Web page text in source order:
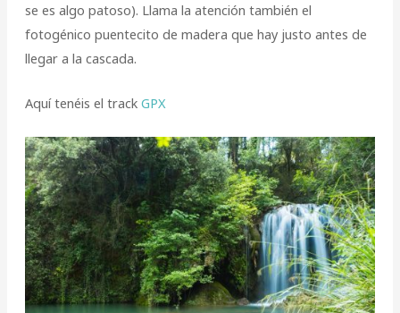
se es algo patoso). Llama la atención también el
fotogénico puentecito de madera que hay justo antes de
llegar a la cascada.
Aquí tenéis el track GPX